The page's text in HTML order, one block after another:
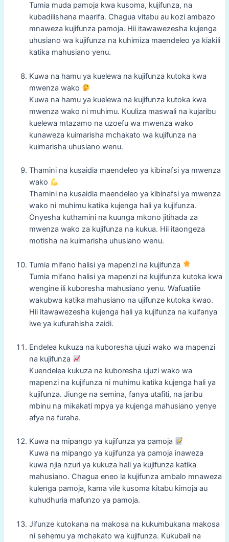
Tumia muda pamoja kwa kusoma, kujifunza, na
kubadilishana maarifa. Chagua vitabu au kozi ambazo
mnaweza kujifunza pamoja. Hii itawawezesha kujenga
uhusiano wa kujifunza na kuhimiza maendeleo ya kiakili
katika mahusiano yenu.
Kuwa na hamu ya kuelewa na kujifunza kutoka kwa
mwenza wako
Kuwa na hamu ya kuelewa na kujifunza kutoka kwa
mwenza wako ni muhimu. Kuuliza maswali na kujaribu
kuelewa mtazamo na uzoefu wa mwenza wako
kunaweza kuimarisha mchakato wa kujifunza na
kuimarisha uhusiano wenu.
Thamini na kusaidia maendeleo ya kibinafsi ya mwenza
wako
Thamini na kusaidia maendeleo ya kibinafsi ya mwenza
wako ni muhimu katika kujenga hali ya kujifunza.
Onyesha kuthamini na kuunga mkono jitihada za
mwenza wako za kujifunza na kukua. Hii itaongeza
motisha na kuimarisha uhusiano wenu.
Tumia mifano halisi ya mapenzi na kujifunza
Tumia mifano halisi ya mapenzi na kujifunza kutoka kwa
wengine ili kuboresha mahusiano yenu. Wafuatilie
wakubwa katika mahusiano na ujifunze kutoka kwao.
Hii itawawezesha kujenga hali ya kujifunza na kuifanya
iwe ya kufurahisha zaidi.
Endelea kukuza na kuboresha ujuzi wako wa mapenzi
na kujifunza
Kuendelea kukuza na kuboresha ujuzi wako wa
mapenzi na kujifunza ni muhimu katika kujenga hali ya
kujifunza. Jiunge na semina, fanya utafiti, na jaribu
mbinu na mikakati mpya ya kujenga mahusiano yenye
afya na furaha.
Kuwa na mipango ya kujifunza ya pamoja
Kuwa na mipango ya kujifunza ya pamoja inaweza
kuwa njia nzuri ya kukuza hali ya kujifunza katika
mahusiano. Chagua eneo la kujifunza ambalo mnaweza
kulenga pamoja, kama vile kusoma kitabu kimoja au
kuhudhuria mafunzo ya pamoja.
Jifunze kutokana na makosa na kukumbukana makosa
ni sehemu ya mchakato wa kujifunza. Kukubali na